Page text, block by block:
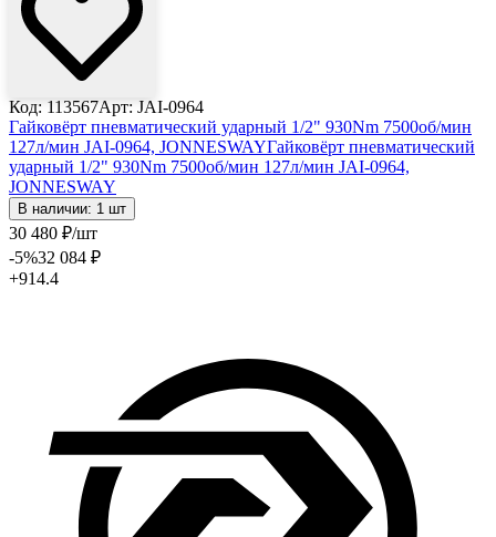
Код: 113567Арт: JAI-0964
Гайковёрт пневматический ударный 1/2" 930Nm 7500об/мин
127л/мин JAI-0964, JONNESWAYГайковёрт пневматический
ударный 1/2" 930Nm 7500об/мин 127л/мин JAI-0964,
JONNESWAY
В наличии: 1 шт
30 480 ₽/шт
-5%32 084 ₽
+914.4